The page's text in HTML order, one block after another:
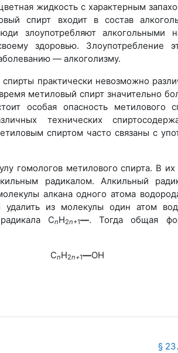
жидкость с характерным
спирт входит в состав
злоупотребляют алкогольными
здоровью. Злоупотребление
— алкоголизму.
практически невозможно
метиловый спирт значительно
особая опасность метилового
технических
спиртом часто связаны с
гомологов метилового спирта. В их
радикалом. Алкильный
алкана одного атома
удалить из молекулы один атом
CnH2n+1—. Тогда общая
СnH2n+1—OH
§